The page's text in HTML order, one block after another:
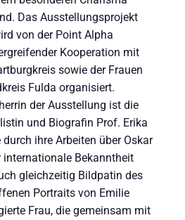
Das Ausstellungsprojekt
von der Point Alpha
Kooperation mit
sowie der Frauen
Fulda organisiert.
der Ausstellung ist die
und Biografin Prof. Erika
durch ihre Arbeiten über Oskar
internationale Bekanntheit
gleichzeitig Bildpatin des
Portraits von Emilie
Frau, die gemeinsam mit